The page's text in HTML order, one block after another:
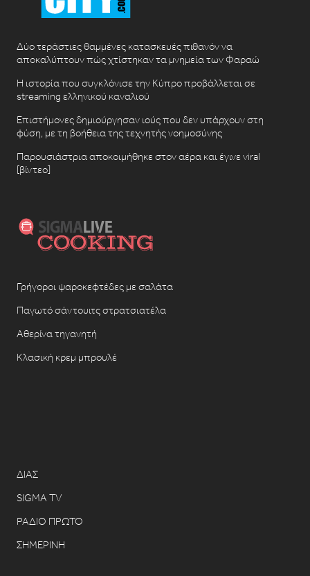
Δύο τεράστιες θαμμένες κατασκευές πιθανόν να
αποκαλύπτουν πώς χτίστηκαν τα μνημεία των Φαραώ
Η ιστορία που συγκλόνισε την Κύπρο προβάλλεται σε
streaming ελληνικού καναλιού
Επιστήμονες δημιούργησαν ιούς που δεν υπάρχουν στη
φύση, με τη βοήθεια της τεχνητής νοημοσύνης
Παρουσιάστρια αποκοιμήθηκε στον αέρα και έγινε viral
[βίντεο]
Γρήγοροι ψαροκεφτέδες με σαλάτα
Παγωτό σάντουιτς στρατσιατέλα
Αθερίνα τηγανητή
Κλασική κρεμ μπρουλέ
ΔΙΑΣ
SIGMA TV
ΡΑΔΙΟ ΠΡΩΤΟ
ΣΗΜΕΡΙΝΗ